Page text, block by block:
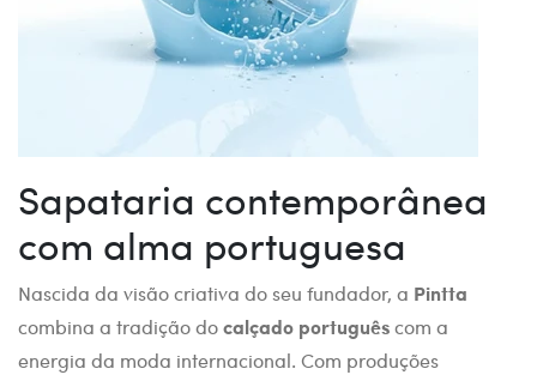
Sapataria contemporânea
com alma portuguesa
Nascida da visão criativa do seu fundador, a Pintta
combina a tradição docalçado portuguêscom a
energia da moda internacional. Com produções